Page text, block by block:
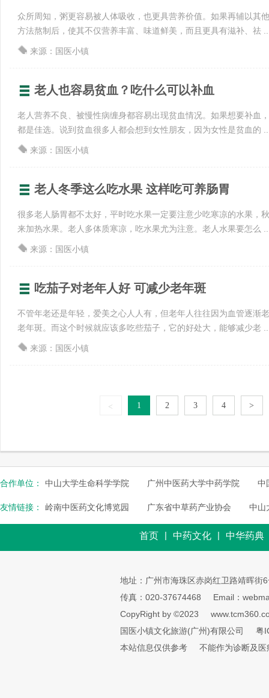
众所周知，粥更容易被人体吸收，也更具营养价值。如果再辅以其
方法熬制后，使其不仅营养丰富、味道鲜美，而且更具有滋补、祛
来源：国医小镇
老人也容易贫血？吃什么可以补血
老人营养不良、被慢性病缠身都容易出现贫血情况。如果想要补血
都是佳选。说到贫血很多人都会想到女性朋友，因为女性是贫血的
来源：国医小镇
老人冬季这么吃水果 这样吃可养肠胃
很多老人肠胃都不太好，平时吃水果一定要注意少吃寒凉的水果，
来加热水果。老人多体质寒凉，吃水果尤为注意。老人水果要怎么
来源：国医小镇
吃茄子对老年人好 可减少老年斑
不管年老还是年轻，爱美之心人人有，但老年人往往因为血管逐渐
老年斑。而这个时候就应该多吃些茄子，它的好处大，能够减少老
来源：国医小镇
< 1 2 3 4 >
合作单位： 中山大学生命科学学院 广州中医药大学中药学院 中
友情链接： 岭南中医药文化博览园 广东省中草药产业协会 中山
首页 | 中药文化 | 中华药典
地址：广州市海珠区赤岗红卫路靖晖街
传真：020-37674468
Email：
CopyRight by ©2023
国医小镇文化旅游(广州)有限公司
粤
本站信息仅供参考
不能作为诊断及医